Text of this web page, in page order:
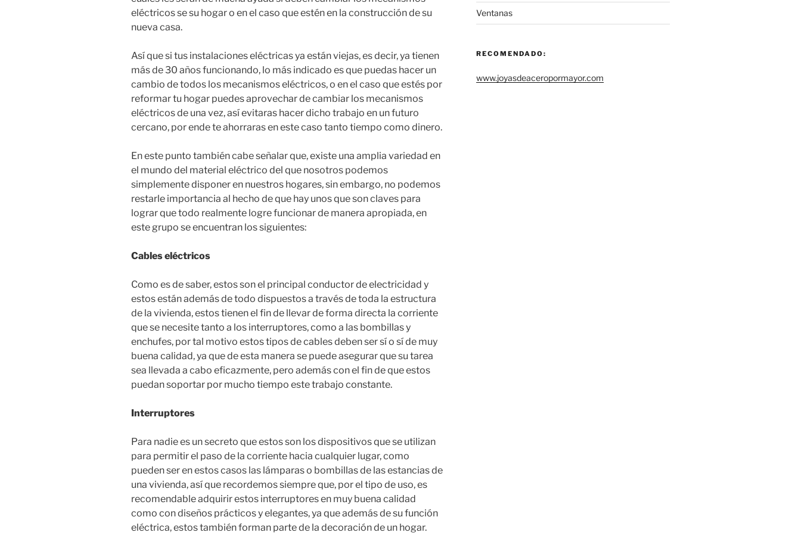
eléctricos se su hogar o en el caso que estén en la construcción de su
nueva casa.
Así que si tus instalaciones eléctricas ya están viejas, es decir, ya tienen
más de 30 años funcionando, lo más indicado es que puedas hacer un
cambio de todos los mecanismos eléctricos, o en el caso que estés por
reformar tu hogar puedes aprovechar de cambiar los mecanismos
eléctricos de una vez, así evitaras hacer dicho trabajo en un futuro
cercano, por ende te ahorraras en este caso tanto tiempo como dinero.
En este punto también cabe señalar que, existe una amplia variedad en
el mundo del material eléctrico del que nosotros podemos
simplemente disponer en nuestros hogares, sin embargo, no podemos
restarle importancia al hecho de que hay unos que son claves para
lograr que todo realmente logre funcionar de manera apropiada, en
este grupo se encuentran los siguientes:
Cables eléctricos
Como es de saber, estos son el principal conductor de electricidad y
estos están además de todo dispuestos a través de toda la estructura
de la vivienda, estos tienen el fin de llevar de forma directa la corriente
que se necesite tanto a los interruptores, como a las bombillas y
enchufes, por tal motivo estos tipos de cables deben ser sí o sí de muy
buena calidad, ya que de esta manera se puede asegurar que su tarea
sea llevada a cabo eficazmente, pero además con el fin de que estos
puedan soportar por mucho tiempo este trabajo constante.
Interruptores
Para nadie es un secreto que estos son los dispositivos que se utilizan
para permitir el paso de la corriente hacia cualquier lugar, como
pueden ser en estos casos las lámparas o bombillas de las estancias de
una vivienda, así que recordemos siempre que, por el tipo de uso, es
recomendable adquirir estos interruptores en muy buena calidad
como con diseños prácticos y elegantes, ya que además de su función
eléctrica, estos también forman parte de la decoración de un hogar.
Ventanas
RECOMENDADO:
www.joyasdeaceropormayor.com